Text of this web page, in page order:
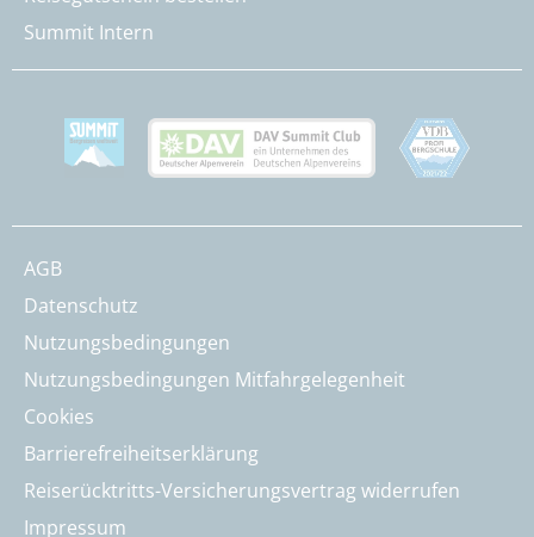
Summit Intern
AGB
Datenschutz
Nutzungsbedingungen
Nutzungsbedingungen Mitfahrgelegenheit
Cookies
Barrierefreiheitserklärung
Reiserücktritts-Versicherungsvertrag widerrufen
Impressum